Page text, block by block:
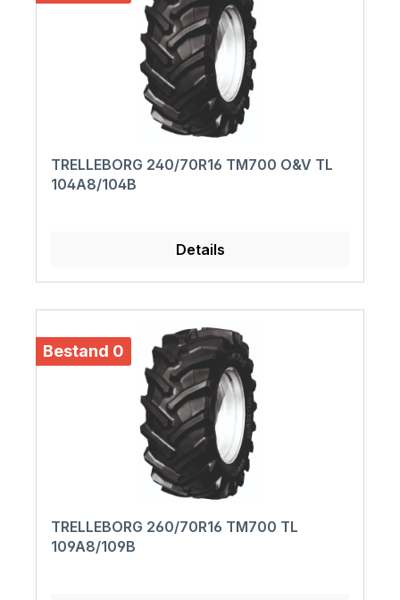
TRELLEBORG 240/70R16 TM700 O&V TL
104A8/104B
Details
Bestand 0
TRELLEBORG 260/70R16 TM700 TL
109A8/109B